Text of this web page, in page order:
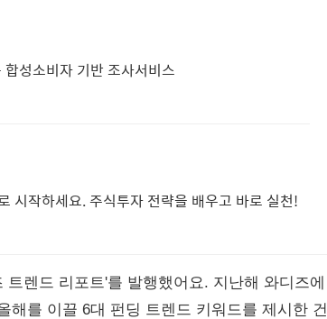
성소비자 기반 조사서비스
시작하세요. 주식투자 전략을 배우고 바로 실천!
렌드 리포트'를 발행했어요. 지난해 와디즈에
해를 이끌 6대 펀딩 트렌드 키워드를 제시한 건